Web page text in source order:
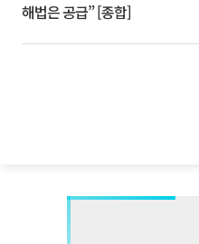
해법은 공급” [종합]